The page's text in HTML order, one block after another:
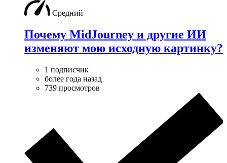
Средний
Почему MidJourney и другие ИИ
изменяют мою исходную картинку?
1 подписчик
более года назад
739 просмотров